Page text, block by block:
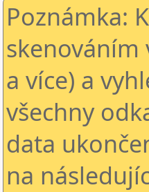
Poznámka:
skenováním
a více) a
všechny
data
na